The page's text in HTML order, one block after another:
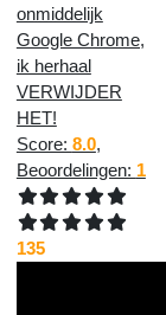
onmiddelijk
Google Chrome,
ik herhaal
VERWIJDER
HET!
Score: 8.0,
Beoordelingen: 1
135